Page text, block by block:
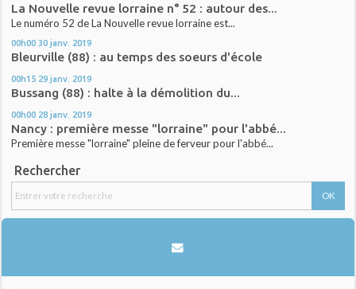
La Nouvelle revue lorraine n° 52 : autour des...
Le numéro 52 de La Nouvelle revue lorraine est...
00h00 30 janv. 2019
Bleurville (88) : au temps des soeurs d'école
00h15 29 janv. 2019
Bussang (88) : halte à la démolition du...
00h00 28 janv. 2019
Nancy : première messe "lorraine" pour l'abbé...
Première messe "lorraine" pleine de ferveur pour l'abbé...
Rechercher